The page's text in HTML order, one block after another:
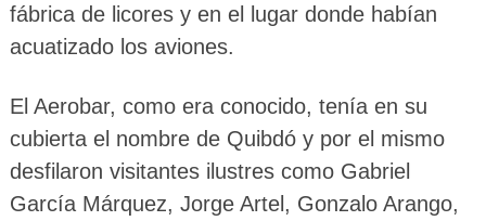
fábrica de licores y en el lugar donde habían
acuatizado los aviones.
El Aerobar, como era conocido, tenía en su
cubierta el nombre de Quibdó y por el mismo
desfilaron visitantes ilustres como Gabriel
García Márquez, Jorge Artel, Gonzalo Arango,